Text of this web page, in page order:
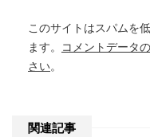
このサイトはスパムを
ます。
コメントデータ
さい。
関連記事